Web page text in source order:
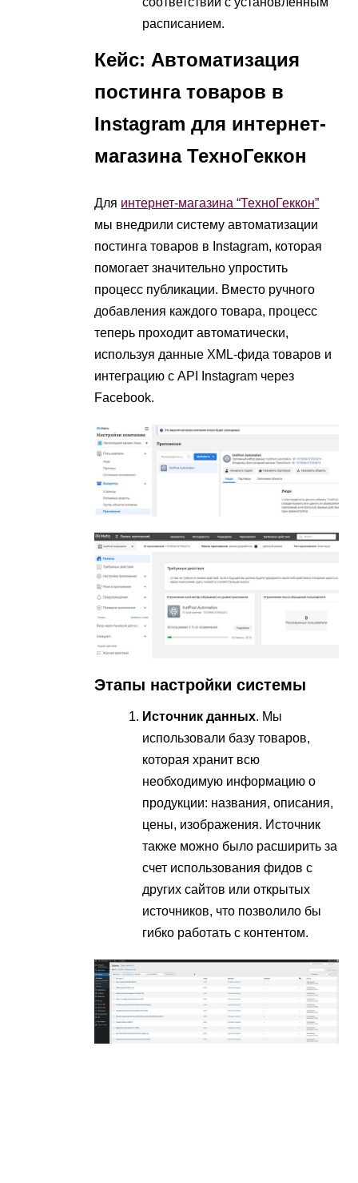
расписанием.
Кейс: Автоматизация
постинга товаров в
Instagram для интернет-
магазина ТехноГеккон
Для интернет-магазина “ТехноГеккон”
мы внедрили систему автоматизации
постинга товаров в Instagram, которая
помогает значительно упростить
процесс публикации. Вместо ручного
добавления каждого товара, процесс
теперь проходит автоматически,
используя данные XML-фида товаров и
интеграцию с API Instagram через
Facebook.
Этапы настройки системы
Источник данных. Мы
использовали базу товаров,
которая хранит всю
необходимую информацию о
продукции: названия, описания,
цены, изображения. Источник
также можно было расширить за
счет использования фидов с
других сайтов или открытых
источников, что позволило бы
гибко работать с контентом.